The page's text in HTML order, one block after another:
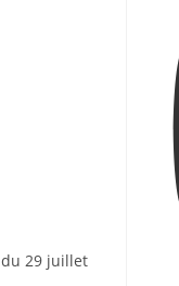
du 29 juillet